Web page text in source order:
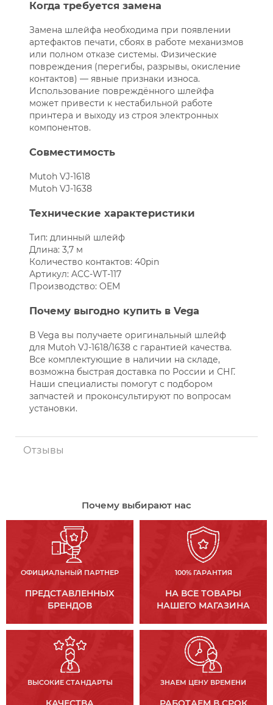
Когда требуется замена
Замена шлейфа необходима при появлении
артефактов печати, сбоях в работе механизмов
или полном отказе системы. Физические
повреждения (перегибы, разрывы, окисление
контактов) — явные признаки износа.
Использование повреждённого шлейфа
может привести к нестабильной работе
принтера и выходу из строя электронных
компонентов.
Совместимость
Mutoh VJ-1618
Mutoh VJ-1638
Технические характеристики
Тип: длинный шлейф
Длина: 3,7 м
Количество контактов: 40pin
Артикул: ACC-WT-117
Производство: OEM
Почему выгодно купить в Vega
В Vega вы получаете оригинальный шлейф
для Mutoh VJ-1618/1638 с гарантией качества.
Все комплектующие в наличии на складе,
возможна быстрая доставка по России и СНГ.
Наши специалисты помогут с подбором
запчастей и проконсультируют по вопросам
установки.
Отзывы
Почему выбирают нас
ОФИЦИАЛЬНЫЙ ПАРТНЕР
ПРЕДСТАВЛЕННЫХ
БРЕНДОВ
100% ГАРАНТИЯ
НА ВСЕ ТОВАРЫ
НАШЕГО МАГАЗИНА
ВЫСОКИЕ СТАНДАРТЫ ЗНАЕМ ЦЕНУ ВРЕМЕНИ